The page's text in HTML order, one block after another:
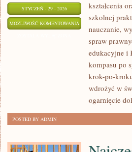
STYCZEŃ - 29 - 2026
MOŻLIWOŚĆ KOMENTOWANIA
ALTERNATYWNE
kształcenia
szkolnej
nauczanie,
spraw
edukacyjne i
kompasu po
krok-po-
wdrożyć w
ogarnięcie
POSTED BY ADMIN